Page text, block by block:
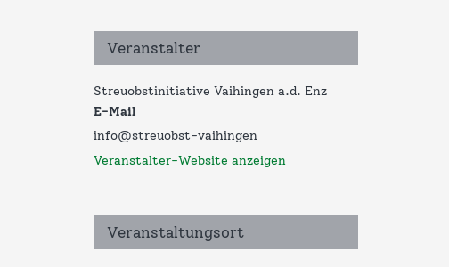
Veranstalter
Streuobstinitiative Vaihingen a.d. Enz
E-Mail
info@streuobst-vaihingen
Veranstalter-Website anzeigen
Veranstaltungsort